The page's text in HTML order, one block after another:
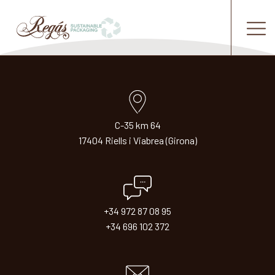
C-35 km 64
17404 Riells i Viabrea (Girona)
+34 972 87 08 95
+34 696 102 372